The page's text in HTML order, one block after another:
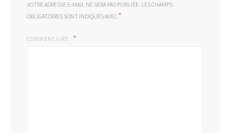
VOTRE ADRESSE E-MAIL NE SERA PAS PUBLIÉE. LES CHAMPS
OBLIGATOIRES SONT INDIQUÉS AVEC *
COMMENTAIRE